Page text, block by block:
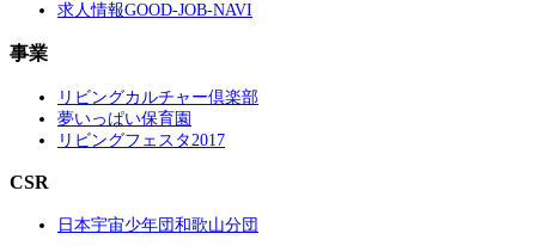
求人情報GOOD-JOB-NAVI
事業
リビングカルチャー倶楽部
夢いっぱい保育園
リビングフェスタ2017
CSR
日本宇宙少年団和歌山分団